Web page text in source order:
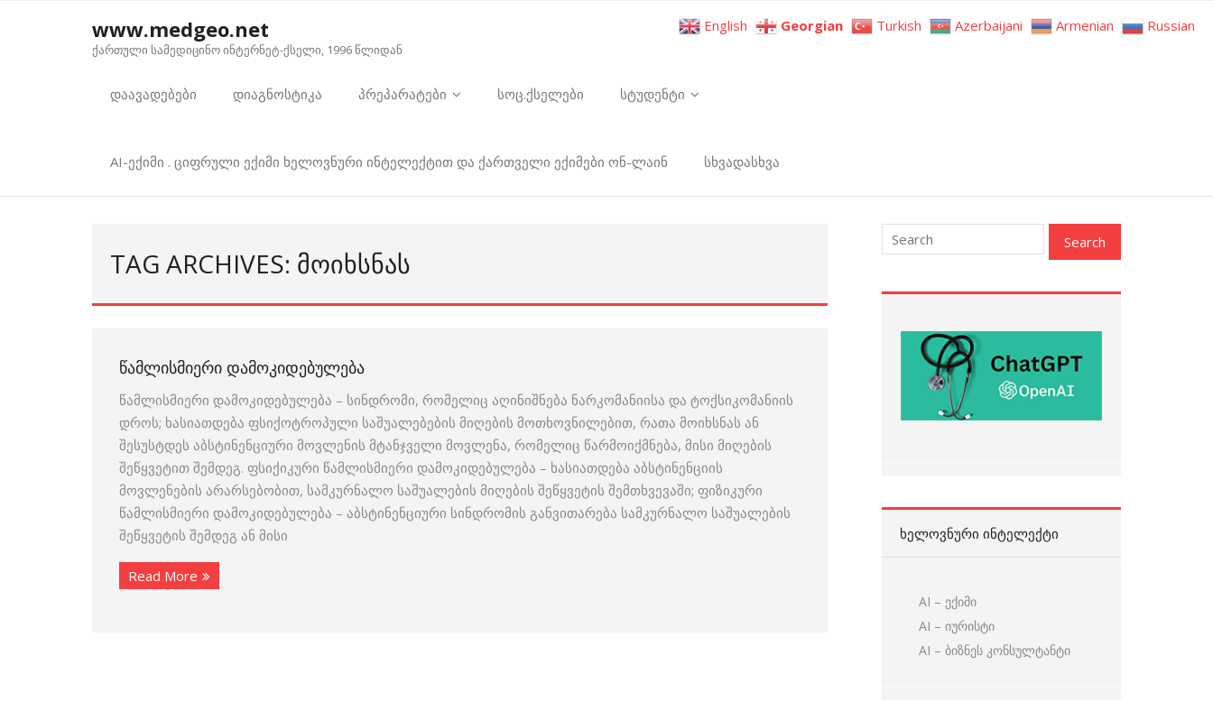
www.medgeo.net
ქართული სამედიცინო ინტერნეტ-ქსელი, 1996 წლიდან
დაავადებები დიაგნოსტიკა პრეპარატები სოც.ქსელები სტუდენტი
AI-ექიმი . ციფრული ექიმი ხელოვნური ინტელექტით და ქართველი ექიმები ონ-ლაინ სხვადასხვა
TAG ARCHIVES: ᲛᲝᲘᲮᲡᲜᲐᲡ
ᲬᲐᲛᲚᲘᲡᲛᲘᲔᲠᲘ ᲓᲐᲛᲝᲙᲘᲓᲔᲑᲣᲚᲔᲑᲐ
წამლისმიერი დამოკიდებულება – სინდრომი, რომელიც აღინიშნება ნარკომანიისა და ტოქსიკომანიის
დროს; ხასიათდება ფსიქოტროპული საშუალებების მიღების მოთხოვნილებით, რათა მოიხსნას ან
შესუსტდეს აბსტინენციური მოვლენის მტანჯველი მოვლენა, რომელიც წარმოიქმნება, მისი მიღების
შეწყვეტით შემდეგ. ფსიქიკური წამლისმიერი დამოკიდებულება – ხასიათდება აბსტინენციის
მოვლენების არარსებობით, სამკურნალო საშუალების მიღების შეწყვეტის შემთხვევაში; ფიზიკური
წამლისმიერი დამოკიდებულება – აბსტინენციური სინდრომის განვითარება სამკურნალო საშუალების
შეწყვეტის შემდეგ ან მისი
Read More
ᲮᲔᲚᲝᲕᲜᲣᲠᲘ ᲘᲜᲢᲔᲚᲔᲥᲢᲘ
AI – ექიმი
AI – იურისტი
AI – ბიზნეს კონსულტანტი
English Georgian Turkish Azerbaijani Armenian Russian